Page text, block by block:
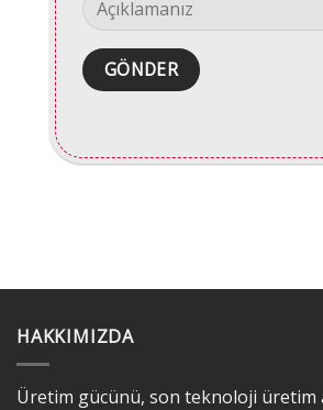
HAKKIMIZDA
Üretim gücünü, son teknoloji üretim